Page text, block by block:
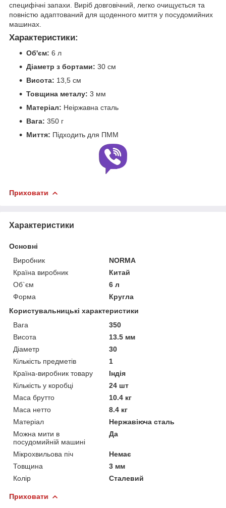
специфічні запахи. Виріб довговічний, легко очищується та
повністю адаптований для щоденного миття у посудомийних
машинах.
Характеристики:
Об'єм: 6 л
Діаметр з бортами: 30 см
Висота: 13,5 см
Товщина металу: 3 мм
Матеріал: Неіржавна сталь
Вага: 350 г
Миття: Підходить для ПММ
Приховати
Характеристики
Основні
Виробник
NORMA
Країна виробник
Китай
Об`єм
6 л
Форма
Кругла
Користувальницькі характеристики
Вага
350
Висота
13.5 мм
Діаметр
30
Кількість предметів
1
Країна-виробник товару
Індія
Кількість у коробці
24 шт
Маса брутто
10.4 кг
Маса нетто
8.4 кг
Матеріал
Нержавіюча сталь
Можна мити в
посудомийній машині
Да
Мікрохвильова піч
Немає
Товщина
3 мм
Колір
Сталевий
Приховати